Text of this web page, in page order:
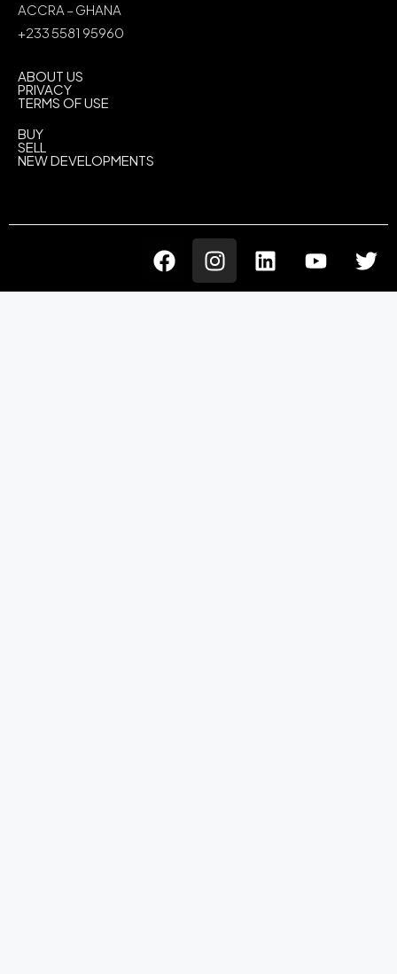
ACCRA – GHANA
+233 5581 95960
ABOUT US
PRIVACY
TERMS OF USE
BUY
SELL
NEW DEVELOPMENTS